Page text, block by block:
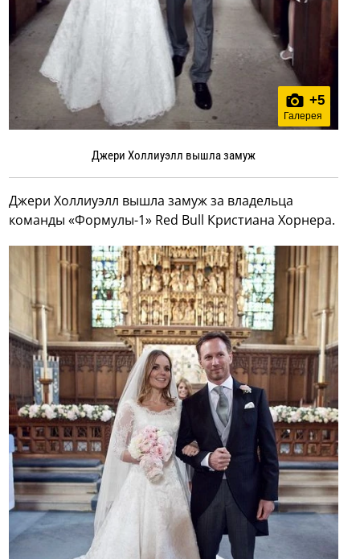
+5
Галерея
Джери Холлиуэлл вышла замуж
Джери Холлиуэлл вышла замуж за владельца
команды «Формулы-1» Red Bull Кристиана Хорнера.